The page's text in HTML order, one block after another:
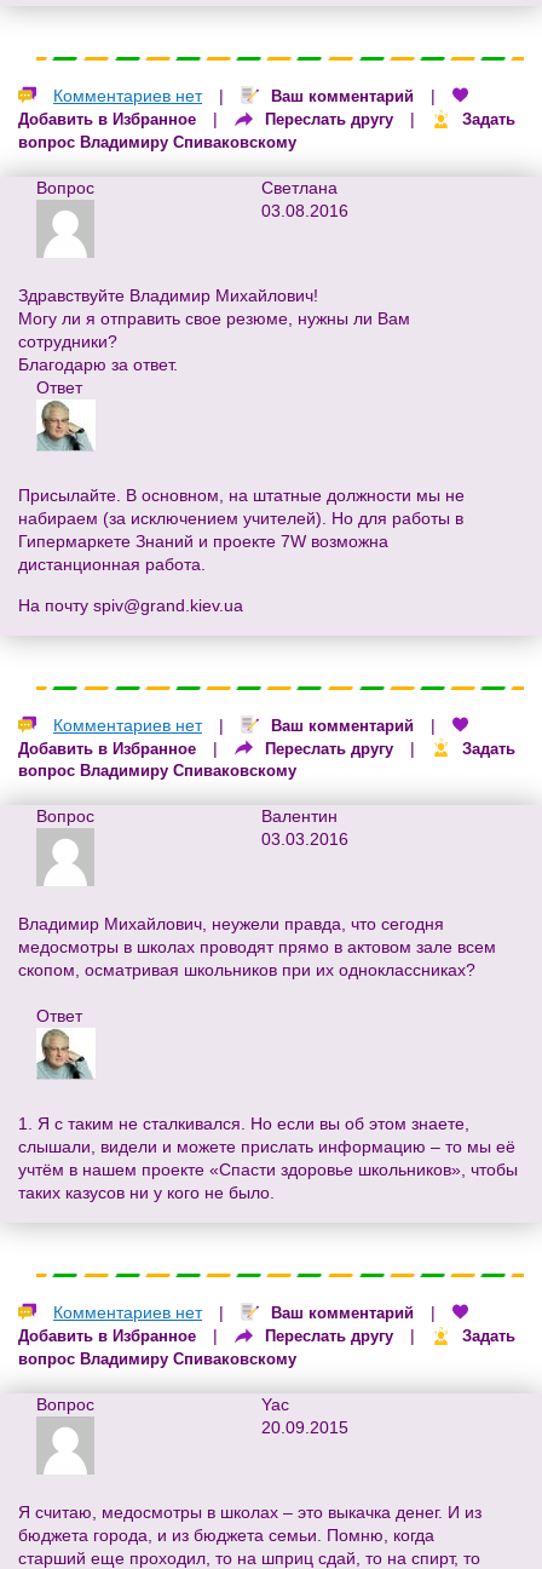
Комментариев нет | Ваш комментарий |
Добавить в Избранное | Переслать другу |
Задать
вопрос Владимиру Спиваковскому
Вопрос
Светлана
03.08.2016
Здравствуйте Владимир Михайлович!
Могу ли я отправить свое резюме, нужны ли Вам
сотрудники?
Благодарю за ответ.
Ответ
Присылайте. В основном, на штатные должности мы не
набираем (за исключением учителей). Но для работы в
Гипермаркете Знаний и проекте 7W возможна
дистанционная работа.
На почту spiv@grand.kiev.ua
Комментариев нет | Ваш комментарий |
Добавить в Избранное | Переслать другу |
Задать
вопрос Владимиру Спиваковскому
Вопрос
Валентин
03.03.2016
Владимир Михайлович, неужели правда, что сегодня
медосмотры в школах проводят прямо в актовом зале всем
скопом, осматривая школьников при их одноклассниках?
Ответ
1. Я с таким не сталкивался. Но если вы об этом знаете,
слышали, видели и можете прислать информацию – то мы её
учтём в нашем проекте «Спасти здоровье школьников», чтобы
таких казусов ни у кого не было.
Комментариев нет | Ваш комментарий |
Добавить в Избранное | Переслать другу |
Задать
вопрос Владимиру Спиваковскому
Вопрос
Yac
20.09.2015
Я считаю, медосмотры в школах – это выкачка денег. И из
бюджета города, и из бюджета семьи. Помню, когда
старший еще проходил, то на шприц сдай, то на спирт, то